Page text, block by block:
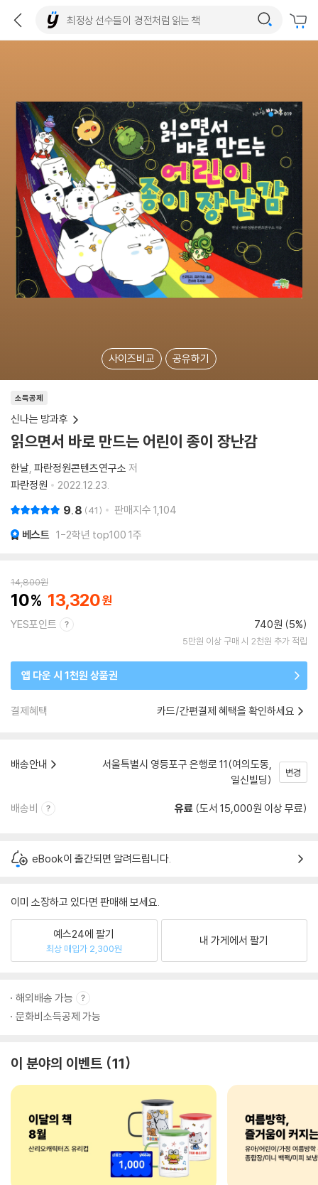
사이즈비교 공유하기
소득공제
신나는 방과후
읽으면서 바로 만드는 어린이 종이 장난감
한날 파란정원콘텐츠연구소 저
파란정원
2022.12.23.
9.8 41 판매지수 1,104
베스트 1-2학년 top100 1주
14,800원
10 13,320
YES포인트 740원 (5%)
5만원 이상 구매 시 2천원 추가 적립
앱 다운 시 1천원 상품권
결제혜택 카드/간편결제 혜택을 확인하세요
배송안내
서울특별시 영등포구 은행로 11(여의도동,
일신빌딩)
변경
배송비 유료 (도서 15,000원 이상 무료)
eBook이 출간되면 알려드립니다.
이미 소장하고 있다면 판매해 보세요.
예스24에 팔기
최상 매입가 2,300원
내 가게에서 팔기
해외배송 가능
문화비소득공제 가능
이 분야의 이벤트 11